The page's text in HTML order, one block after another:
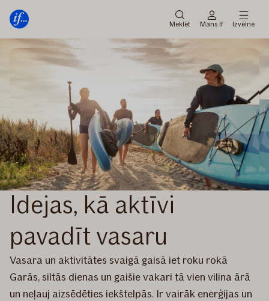
izvēlne
Meklēt Mans If Izvēlne
Idejas, kā aktīvi
pavadīt vasaru
Vasara un aktivitātes svaigā gaisā iet roku rokā
Garās, siltās dienas un gaišie vakari tā vien vilina ārā
un neļauj aizsēdēties iekštelpās. Ir vairāk enerģijas un